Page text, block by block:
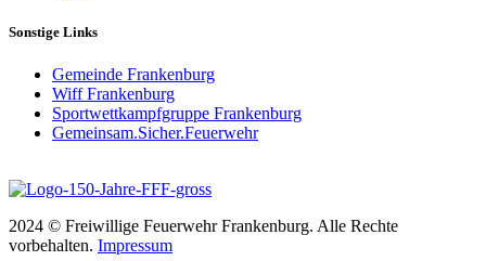
Sonstige Links
Gemeinde Frankenburg
Wiff Frankenburg
Sportwettkampfgruppe Frankenburg
Gemeinsam.Sicher.Feuerwehr
2024 © Freiwillige Feuerwehr Frankenburg. Alle Rechte
vorbehalten. Impressum